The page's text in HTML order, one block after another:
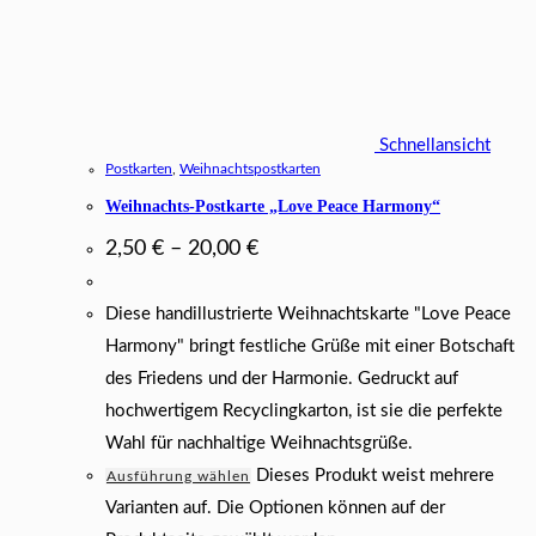
Schnellansicht
Postkarten Weihnachtspostkarten
Weihnachts-Postkarte „Love Peace Harmony“
2,50 € – 20,00 €
Diese handillustrierte Weihnachtskarte "Love Peace
Harmony" bringt festliche Grüße mit einer Botschaft
des Friedens und der Harmonie. Gedruckt auf
hochwertigem Recyclingkarton, ist sie die perfekte
Wahl für nachhaltige Weihnachtsgrüße.
Ausführung wählen
Dieses Produkt weist mehrere
Varianten auf. Die Optionen können auf der